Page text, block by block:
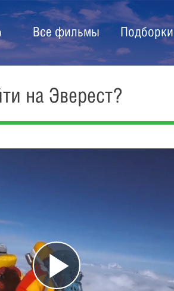
Все фильмы Подборки
на Эверест?
Play